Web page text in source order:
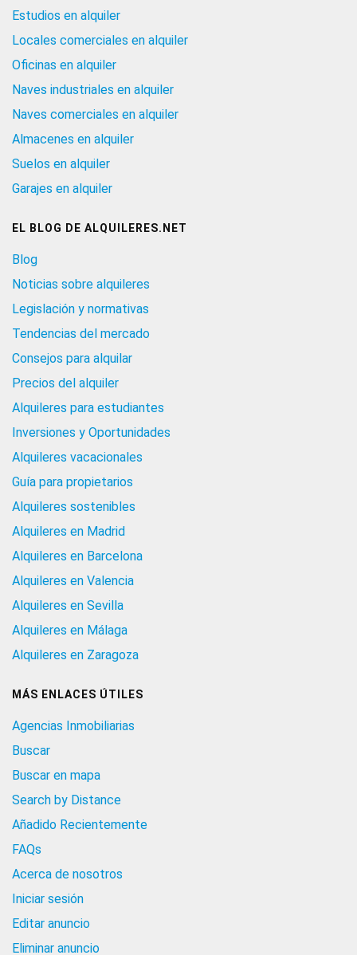
Estudios en alquiler
Locales comerciales en alquiler
Oficinas en alquiler
Naves industriales en alquiler
Naves comerciales en alquiler
Almacenes en alquiler
Suelos en alquiler
Garajes en alquiler
EL BLOG DE ALQUILERES.NET
Blog
Noticias sobre alquileres
Legislación y normativas
Tendencias del mercado
Consejos para alquilar
Precios del alquiler
Alquileres para estudiantes
Inversiones y Oportunidades
Alquileres vacacionales
Guía para propietarios
Alquileres sostenibles
Alquileres en Madrid
Alquileres en Barcelona
Alquileres en Valencia
Alquileres en Sevilla
Alquileres en Málaga
Alquileres en Zaragoza
MÁS ENLACES ÚTILES
Agencias Inmobiliarias
Buscar
Buscar en mapa
Search by Distance
Añadido Recientemente
FAQs
Acerca de nosotros
Iniciar sesión
Editar anuncio
Eliminar anuncio